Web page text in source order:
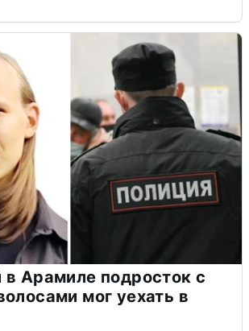
Арамиле подросток с
мог уехать в